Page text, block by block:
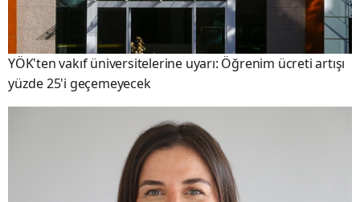
YÖK'ten vakıf üniversitelerine uyarı: Öğrenim ücreti artışı
yüzde 25'i geçemeyecek